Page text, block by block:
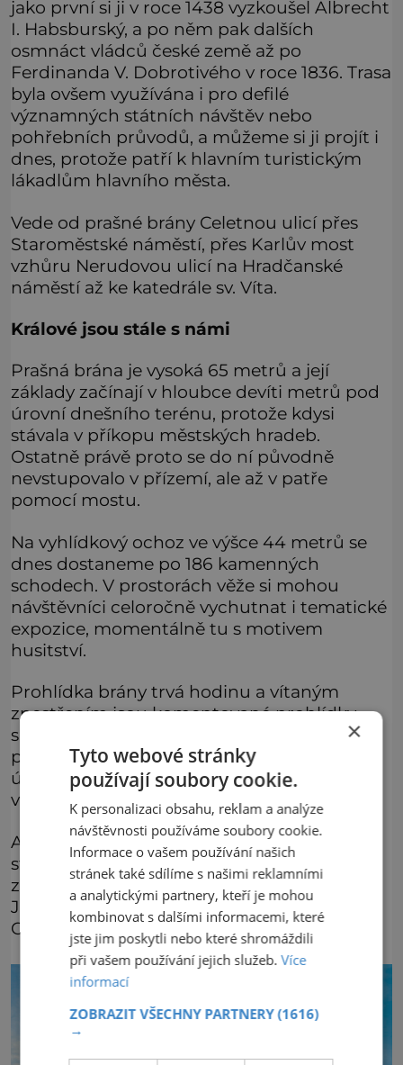
jako první si ji v roce 1438 vyzkoušel Albrecht
I. Habsburský, a po něm pak dalších
osmnáct vládců české země až po
Ferdinanda V. Dobrotivého v roce 1836. Trasa
byla ovšem využívána i pro defilé
významných státních návštěv nebo
pohřebních průvodů, a můžeme si ji projít i
dnes, protože patří k hlavním turistickým
lákadlům hlavního města.
Vede od prašné brány Celetnou ulicí přes
Staroměstské náměstí, přes Karlův most
vzhůru Nerudovou ulicí na Hradčanské
náměstí až ke katedrále sv. Víta.
Králové jsou stále s námi
Prašná brána je vysoká 65 metrů a její
základy začínají v hloubce devíti metrů pod
úrovní dnešního terénu, protože kdysi
stávala v příkopu městských hradeb.
Ostatně právě proto se do ní původně
nevstupovalo v přízemí, ale až v patře
pomocí mostu.
Na vyhlídkový ochoz ve výšce 44 metrů se
dnes dostaneme po 186 kamenných
schodech. V prostorách věže si mohou
návštěvníci celoročně vychutnat i tematické
expozice, momentálně tu s motivem
husitství.
Prohlídka brány trvá hodinu a vítaným
zpestřením jsou komentované prohlídky
s průvodcem. Prašná brána dlouhodobě
patří k nejnavštěvovanějším památkám na
území hlavního města. každoročně do ní
vstoupí kolem 30 000 lidí.
A králové tu jsou s nimi alespoň symbolicky
stále přítomni. Fasádu Prašné brány totiž
zdobí sochy Jiřího z Poděbrad, Vladislava
Jagellonského, Karla IV. nebo Přemysla
Otakara II.
×
Tyto webové stránky
používají soubory cookie.
K personalizaci obsahu, reklam a analýze
návštěvnosti používáme soubory cookie.
Informace o vašem používání našich
stránek také sdílíme s našimi reklamními
a analytickými partnery, kteří je mohou
kombinovat s dalšími informacemi, které
jste jim poskytli nebo které shromáždili
při vašem používání jejich služeb.Více
informací
ZOBRAZIT VŠECHNY PARTNERY(1616)
→